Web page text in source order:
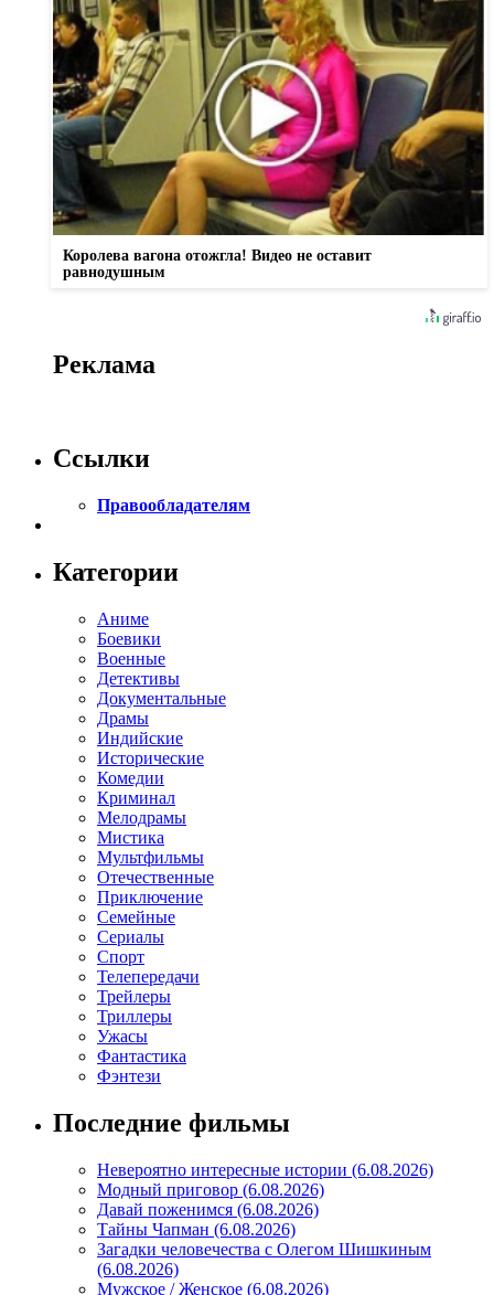
Королева вагона отожгла! Видео не оставит
равнодушным
Реклама
Ссылки
Правообладателям
Категории
Аниме
Боевики
Военные
Детективы
Документальные
Драмы
Индийские
Исторические
Комедии
Криминал
Мелодрамы
Мистика
Мультфильмы
Отечественные
Приключение
Семейные
Сериалы
Спорт
Телепередачи
Трейлеры
Триллеры
Ужасы
Фантастика
Фэнтези
Последние фильмы
Невероятно интересные истории (6.08.2026)
Модный приговор (6.08.2026)
Давай поженимся (6.08.2026)
Тайны Чапман (6.08.2026)
Загадки человечества с Олегом Шишкиным
(6.08.2026)
Мужское / Женское (6.08.2026)